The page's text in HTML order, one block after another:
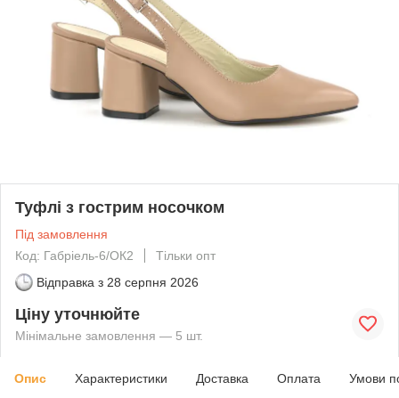
Туфлі з гострим носочком
Під замовлення
Код: Габріель-6/ОК2
Тільки опт
Відправка з 28 серпня 2026
Ціну уточнюйте
Мінімальне замовлення — 5 шт.
Опис Характеристики Доставка Оплата Умови